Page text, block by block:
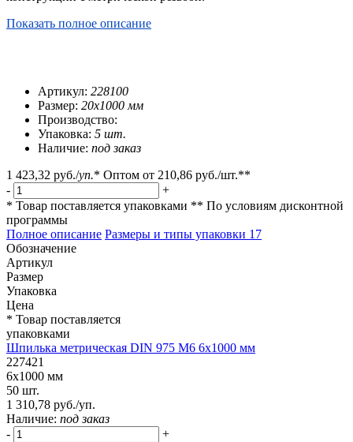
Показать полное описание
Артикул: 228100
Размер: 20х1000 мм
Производство:
Упаковка: 5 шт.
Наличие: под заказ
1 423,32 руб./уп.* Оптом от 210,86 руб./шт.**
-
+
* Товар поставляется упаковками ** По условиям дисконтной
программы
Полное описание Размеры и типы упаковки 17
Обозначение
Артикул
Размер
Упаковка
Цена
* Товар поставляется
упаковками
Шпилька метрическая DIN 975 М6 6х1000 мм
227421
6х1000 мм
50 шт.
1 310,78 руб./уп.
Наличие: под заказ
-
+